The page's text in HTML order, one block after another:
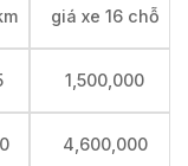
giá xe 16 chỗ
1,500,000
4,600,000